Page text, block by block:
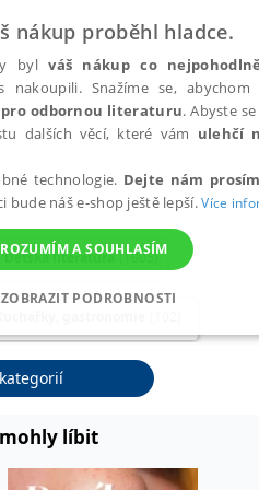
Dětská literatura (1005)
(652)
(484)líbit
nákup proběhl hladce.
bylváš nákup co
nakoupili. Snažíme se,
odbornou literaturu. Abyste
dalších věcí, které vám ulehčí
technologie. Dejte nám
bude náš e-shop ještě lepší.Více
ROZUMÍM A SOUHLASÍM
ZOBRAZIT PODROBNOSTI
MARKETINGOVÉ
Marketingové Funkční